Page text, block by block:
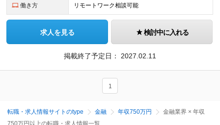
働き方 リモートワーク相談可能
求人を見る 検討中に入れる
掲載終了予定日： 2027.02.11
1
転職・求人情報サイトのtype 金融 年収750万円
金融業界 × 年収
750万円以上の転職・求人情報一覧